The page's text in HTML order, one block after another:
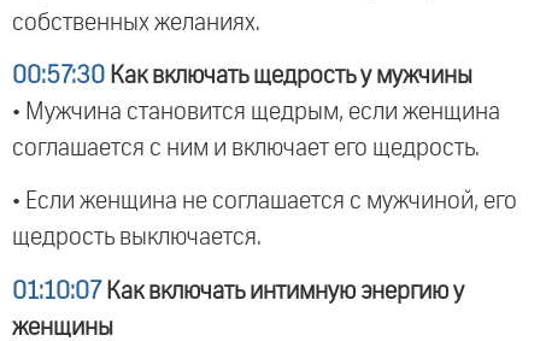
собственных желаниях.
00:57:30 Как включать щедрость у мужчины
• Мужчина становится щедрым, если женщина
соглашается с ним и включает его щедрость.
• Если женщина не соглашается с мужчиной, его
щедрость выключается.
01:10:07 Как включать интимную энергию у
женщины